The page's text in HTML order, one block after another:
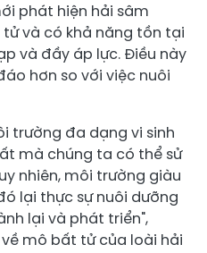
phát hiện hải sâm
và có khả năng tồn tại
và đầy áp lực. Điều này
hơn so với việc nuôi
trường đa dạng vi sinh
mà chúng ta có thể sử
nhiên, môi trường giàu
lại thực sự nuôi dưỡng
lại và phát triển",
mô bất tử của loài hải